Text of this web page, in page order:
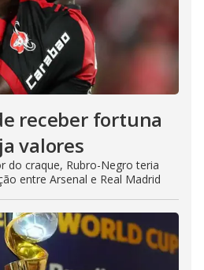
receber fortuna
valores
do craque, Rubro-Negro teria
entre Arsenal e Real Madrid